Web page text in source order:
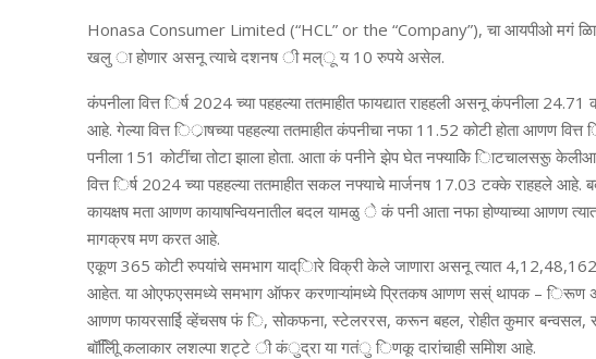
Honasa Consumer Limited (“HCL” or the “Company”), चा आयपीओ मगं
खलु ा होणार असनू त्याचे दशनष ी मल्ू य 10 रुपये असेल.
कंपनीला वित्त िर्ष 2024 च्या पहहल्या ततमाहीत फायद्यात राहहली असनू कंपनीला 24.71
आहे. गेल्या वित्त िर्ाषच्या पहहल्या ततमाहीत कंपनीचा नफा 11.52 कोटी होता आणण
पनीला 151 कोटींचा तोटा झाला होता. आता कं पनीने झेप घेत नफ्याकिे िाटचालसरूु
वित्त िर्ष 2024 च्या पहहल्या ततमाहीत सकल नफ्याचे मार्जनष 17.03 टक्के राहहले
कायक्षष मता आणण कायाषन्वियनातील बदल यामळु े कं पनी आता नफा होण्याच्या आणण त्यात
मागक्रष मण करत आहे.
एकूण 365 कोटी रुपयांचे समभाग याद्िारे विक्री केले जाणारा असनू त्यात
आहेत. या ओएफएसमध्ये समभाग ऑफर करणाऱ्यांमध्ये प्रितकष आणण सस्ं थापक –
आणण फायरसाईि व्हेंचसष फं ि, सोकफना, स्टेलररस, करून बहल, रोहीत कुमार बन्वसल,
बॉलीििू कलाकार लशल्पा शट्टे ी कंुद्रा या गतंु िणकू दारांचाही समािेश आहे.